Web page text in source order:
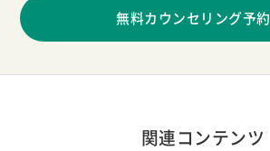
無料カウンセリング予約
関連コンテンツ